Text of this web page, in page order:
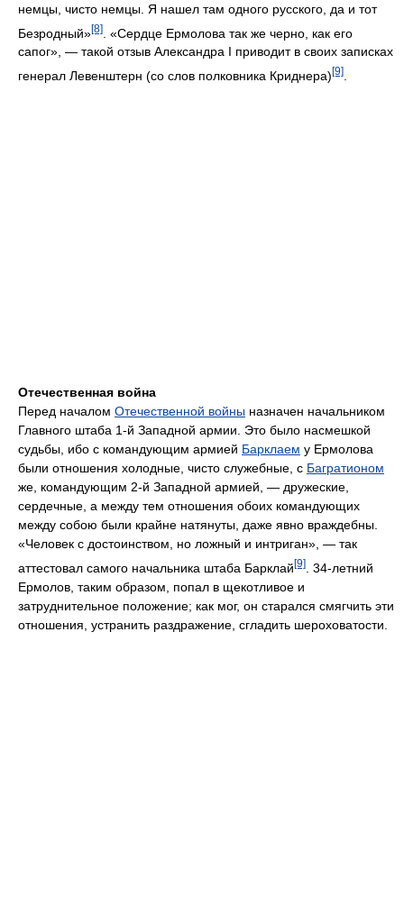
немцы, чисто немцы. Я нашел там одного русского, да и тот
Безродный»[8]
. «Сердце Ермолова так же черно, как его
сапог», — такой отзыв Александра I приводит в своих записках
генерал Левенштерн (со слов полковника Криднера) [9]
Отечественная война
Перед началом Отечественной войны назначен начальником
Главного штаба 1-й Западной армии. Это было насмешкой
судьбы, ибо с командующим армией Барклаем у Ермолова
были отношения холодные, чисто служебные, с Багратионом
же, командующим 2-й Западной армией, — дружеские,
сердечные, а между тем отношения обоих командующих
между собою были крайне натянуты, даже явно враждебны.
«Человек с достоинством, но ложный и интриган», — так
аттестовал самого начальника штаба Барклай [9]
. 34-летний
Ермолов, таким образом, попал в щекотливое и
затруднительное положение; как мог, он старался смягчить эти
отношения, устранить раздражение, сгладить шероховатости.